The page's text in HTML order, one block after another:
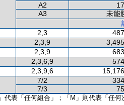
A2
A3
未能
2,3
2,3,9
2,3,9
2,3,6,9
2,3,9,6
7/2
7/3
代表「任何組合」；「M」則代表「任何